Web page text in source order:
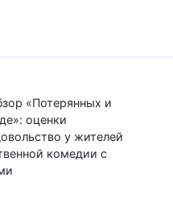
«Потерянных и
оценки
у жителей
комедии с